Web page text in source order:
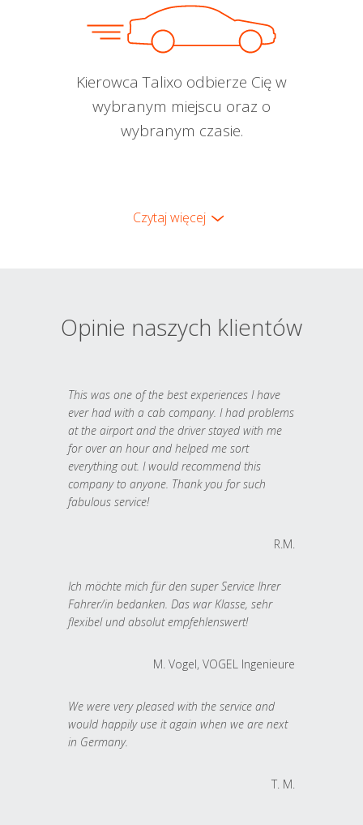
Kierowca Talixo odbierze Cię w
wybranym miejscu oraz o
wybranym czasie.
Czytaj więcej
Opinie naszych klientów
This was one of the best experiences I have
ever had with a cab company. I had problems
at the airport and the driver stayed with me
for over an hour and helped me sort
everything out. I would recommend this
company to anyone. Thank you for such
fabulous service!
R.M.
Ich möchte mich für den super Service Ihrer
Fahrer/in bedanken. Das war Klasse, sehr
flexibel und absolut empfehlenswert!
M. Vogel, VOGEL Ingenieure
We were very pleased with the service and
would happily use it again when we are next
in Germany.
T. M.